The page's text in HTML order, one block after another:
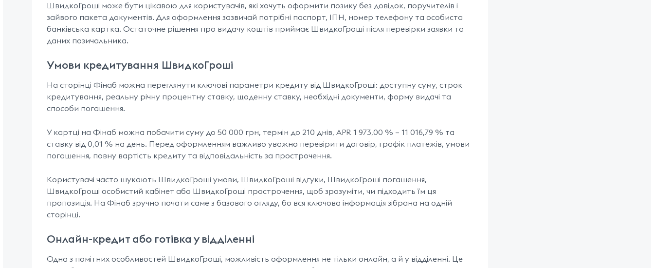
ШвидкоГроші може бути цікавою для користувачів, які хочуть оформити позику без довідок, поручителів і
зайвого пакета документів. Для оформлення зазвичай потрібні паспорт, ІПН, номер телефону та особиста
банківська картка. Остаточне рішення про видачу коштів приймає ШвидкоГроші після перевірки заявки та
даних позичальника.
Умови кредитування ШвидкоГроші
На сторінці Фінаб можна переглянути ключові параметри кредиту від ШвидкоГроші: доступну суму, строк
кредитування, реальну річну процентну ставку, щоденну ставку, необхідні документи, форму видачі та
способи погашення.
У картці на Фінаб можна побачити суму до 50 000 грн, термін до 210 днів, APR 1 973,00 % – 11 016,79 % та
ставку від 0,01 % на день. Перед оформленням важливо уважно перевірити договір, графік платежів, умови
погашення, повну вартість кредиту та відповідальність за прострочення.
Користувачі часто шукають ШвидкоГроші умови, ШвидкоГроші відгуки, ШвидкоГроші погашення,
ШвидкоГроші особистий кабінет або ШвидкоГроші прострочення, щоб зрозуміти, чи підходить їм ця
пропозиція. На Фінаб зручно почати саме з базового огляду, бо вся ключова інформація зібрана на одній
сторінці.
Онлайн-кредит або готівка у відділенні
Одна з помітних особливостей ШвидкоГроші, можливість оформлення не тільки онлайн, а й у відділенні. Це